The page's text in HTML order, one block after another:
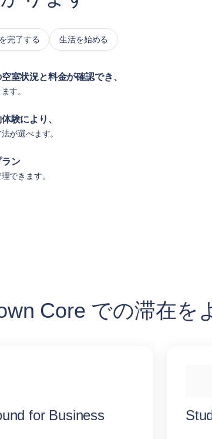
完了する 生活を始める
室状況と料金が確認でき、
す。
験により、
が選べます。
ン
できます。
Core での滞在を
for Business